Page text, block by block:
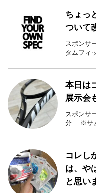
ちょっ
ついて
スポンサ
タムフィ
本日は
展示会
スポンサ
分… ※サ
コレし
は、や
と思い